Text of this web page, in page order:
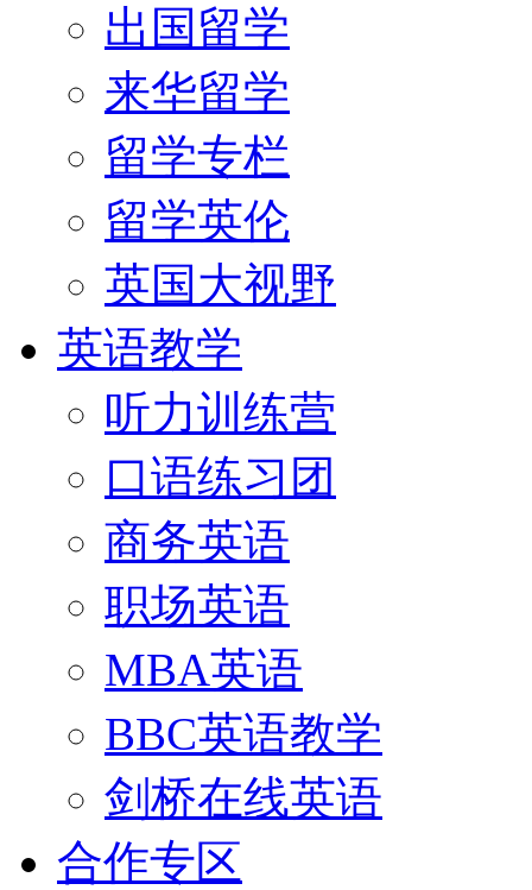
出国留学
来华留学
留学专栏
留学英伦
英国大视野
英语教学
听力训练营
口语练习团
商务英语
职场英语
MBA英语
BBC英语教学
剑桥在线英语
合作专区